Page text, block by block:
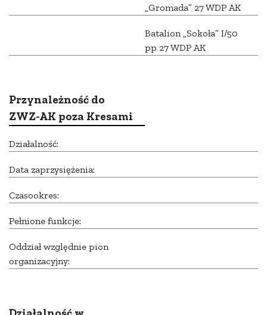
„Gromada” 27 WDP AK
Batalion „Sokoła” I/50
pp 27 WDP AK
Przynależność do
ZWZ-AK poza Kresami
Działalność:
Data zaprzysiężenia:
Czasookres:
Pełnione funkcje:
Oddział względnie pion
organizacyjny: